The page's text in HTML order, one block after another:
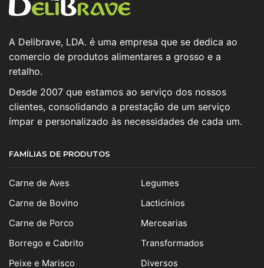
A Delibrave, LDA. é uma empresa que se dedica ao
comercio de produtos alimentares a grosso e a
retalho.
Desde 2007 que estamos ao serviço dos nossos
clientes, consolidando a prestação de um serviço
ímpar e personalizado às necessidades de cada um.
FAMÍLIAS DE PRODUTOS
Carne de Aves
Carne de Bovino
Carne de Porco
Borrego e Cabrito
Peixe e Marisco
Legumes
Lacticínios
Mercearias
Transformados
Diversos